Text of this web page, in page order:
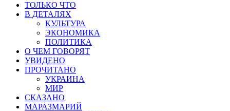
ТОЛЬКО ЧТО
В ДЕТАЛЯХ
КУЛЬТУРА
ЭКОНОМИКА
ПОЛИТИКА
О ЧЕМ ГОВОРЯТ
УВИДЕНО
ПРОЧИТАНО
УКРАИНА
МИР
СКАЗАНО
МАРАЗМАРИЙ